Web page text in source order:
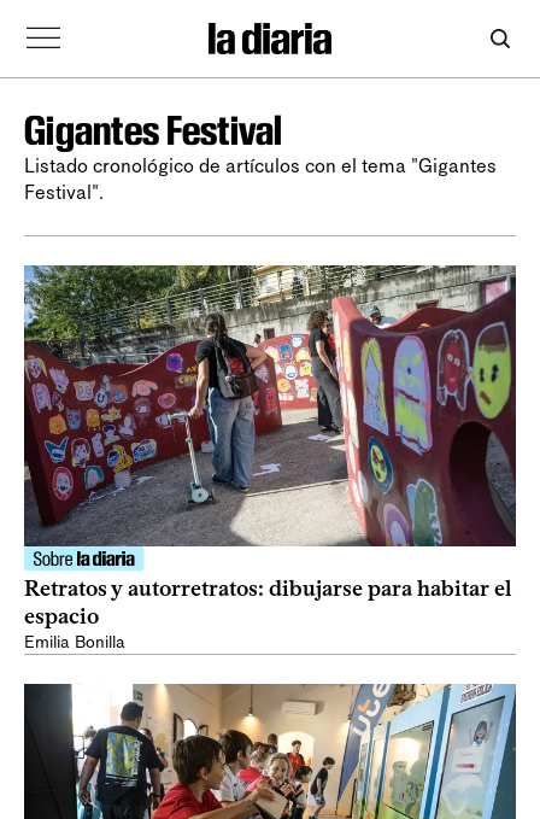
Gigantes Festival
Listado cronológico de artículos con el tema "Gigantes
Festival".
Retratos y autorretratos: dibujarse para habitar el
espacio
Emilia Bonilla